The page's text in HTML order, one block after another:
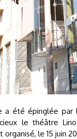
a été épinglée
le théâtre
organisé, le 15 juin